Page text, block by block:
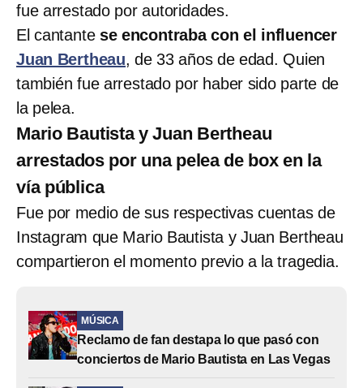
fue arrestado por autoridades.
El cantante se encontraba con el influencer
Juan Bertheau, de 33 años de edad. Quien
también fue arrestado por haber sido parte de
la pelea.
Mario Bautista y Juan Bertheau
arrestados por una pelea de box en la
vía pública
Fue por medio de sus respectivas cuentas de
Instagram que Mario Bautista y Juan Bertheau
compartieron el momento previo a la tragedia.
MÚSICA
Reclamo de fan destapa lo que pasó con
conciertos de Mario Bautista en Las Vegas